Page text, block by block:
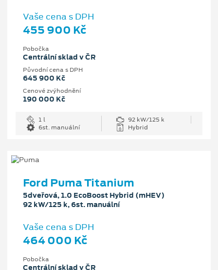
Vaše cena s DPH
455 900 Kč
Pobočka
Centrální sklad v ČR
Původní cena s DPH
645 900 Kč
Cenové zvýhodnění
190 000 Kč
1 l
92 kW/125 k
6st. manuální
Hybrid
Ford Puma Titanium
5dveřová, 1.0 EcoBoost Hybrid (mHEV)
92 kW/125 k, 6st. manuální
Vaše cena s DPH
464 000 Kč
Pobočka
Centrální sklad v ČR